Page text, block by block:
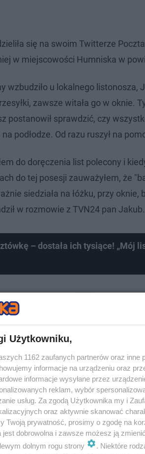
się na swoim Twitterze
w miejscowości Humniska w
wzbudziło u lokalnego listonosza,
zawsze witała go w oknie.
postanowił sprawdzić, czy
podłodze. Od razu ruszył na
do doręczenia list polecony i
do tej posesji zauważyłem, że
siedziała na łóżku, przy oknie,
w rozmowie z TVN24 pan Jakub.
– dostała ich tysiące! „Mój
seniorki, pomimo
Użytkowniku,
1162 zaufanych partnerów oraz
informacje na urządzeniu oraz
informacje wysyłane przez
reklam, wybór
usług. Za zgodą Użytkownika my i
oraz aktywnie skanować
Twoją prywatność, prosimy o zgodę na
jest dobrowolna i zawsze możesz ją
dolnym rogu strony
. Niektóre